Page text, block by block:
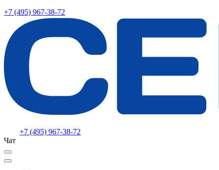
+7 (495) 967-38-72
+7 (495) 967-38-72
Чат